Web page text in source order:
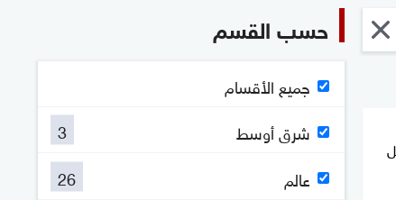
حسب القسم
جميع الأقسام
شرق أوسط
3
عالم
26